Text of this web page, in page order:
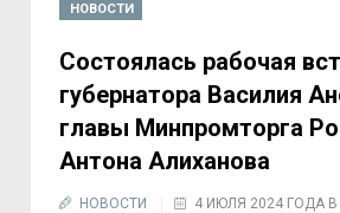
НОВОСТИ
Состоялась рабочая
губернатора Василия
главы Минпромторга
Антона Алиханова
НОВОСТИ 4 ИЮЛЯ 2024 ГОДА В